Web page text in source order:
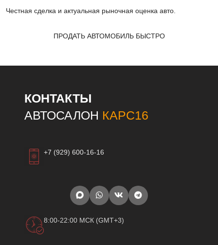
Честная сделка и актуальная рыночная оценка авто.
ПРОДАТЬ АВТОМОБИЛЬ БЫСТРО
КОНТАКТЫ
АВТОСАЛОН КАРС16
+7 (929) 600-16-16
8:00-22:00 МСК (GMT+3)